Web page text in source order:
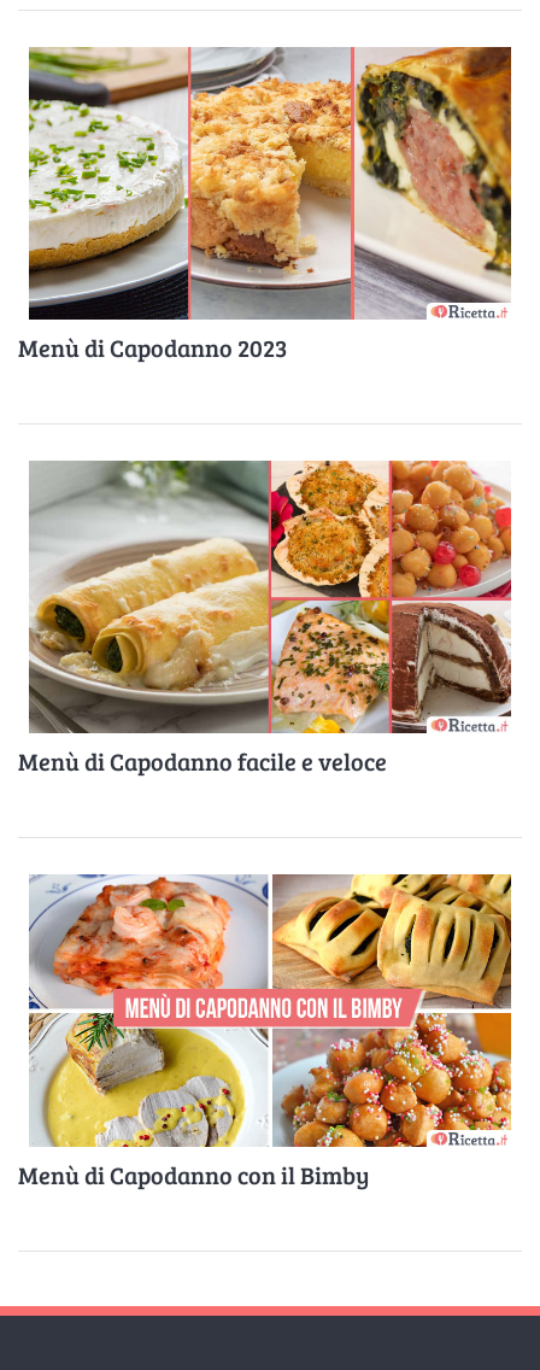
Menù di Capodanno 2023
Menù di Capodanno facile e veloce
Menù di Capodanno con il Bimby